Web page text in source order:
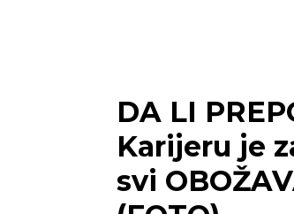
DA LI
Karijeru je
svi